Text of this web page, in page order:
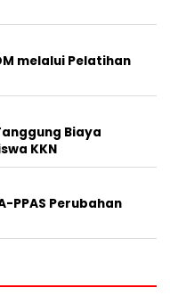
melalui Pelatihan
Biaya
KKN
PPAS Perubahan